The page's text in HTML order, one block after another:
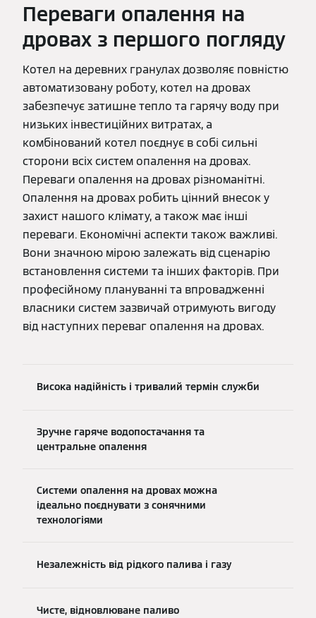
Переваги опалення на
дровах з першого погляду
Котел на деревних гранулах дозволяє повністю
автоматизовану роботу, котел на дровах
забезпечує затишне тепло та гарячу воду при
низьких інвестиційних витратах, а
комбінований котел поєднує в собі сильні
сторони всіх систем опалення на дровах.
Переваги опалення на дровах різноманітні.
Опалення на дровах робить цінний внесок у
захист нашого клімату, а також має інші
переваги. Економічні аспекти також важливі.
Вони значною мірою залежать від сценарію
встановлення системи та інших факторів. При
професійному плануванні та впровадженні
власники систем зазвичай отримують вигоду
від наступних переваг опалення на дровах.
Висока надійність і тривалий термін служби
Зручне гаряче водопостачання та
центральне опалення
Системи опалення на дровах можна
ідеально поєднувати з сонячними
технологіями
Незалежність від рідкого палива і газу
Чисте, відновлюване паливо